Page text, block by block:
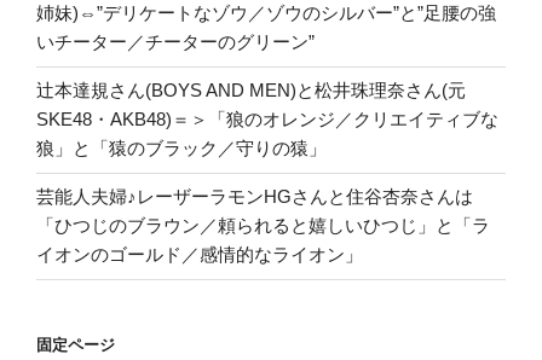
姉妹)⇔”デリケートなゾウ／ゾウのシルバー”と”足腰の強
いチーター／チーターのグリーン”
辻本達規さん(BOYS AND MEN)と松井珠理奈さん(元
SKE48・AKB48)＝＞「狼のオレンジ／クリエイティブな
狼」と「猿のブラック／守りの猿」
芸能人夫婦♪レーザーラモンHGさんと住谷杏奈さんは
「ひつじのブラウン／頼られると嬉しいひつじ」と「ラ
イオンのゴールド／感情的なライオン」
固定ページ